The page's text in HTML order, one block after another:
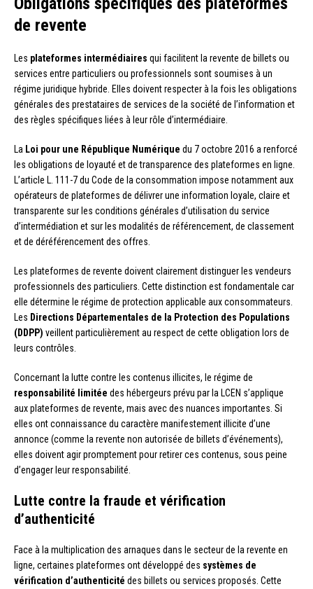
de revente
Les plateformes intermédiaires qui facilitent la revente de billets ou
services entre particuliers ou professionnels sont soumises à un
régime juridique hybride. Elles doivent respecter à la fois les obligations
générales des prestataires de services de la société de l’information et
des règles spécifiques liées à leur rôle d’intermédiaire.
La Loi pour une République Numérique du 7 octobre 2016 a renforcé
les obligations de loyauté et de transparence des plateformes en ligne.
L’article L. 111-7 du Code de la consommation impose notamment aux
opérateurs de plateformes de délivrer une information loyale, claire et
transparente sur les conditions générales d’utilisation du service
d’intermédiation et sur les modalités de référencement, de classement
et de déréférencement des offres.
Les plateformes de revente doivent clairement distinguer les vendeurs
professionnels des particuliers. Cette distinction est fondamentale car
elle détermine le régime de protection applicable aux consommateurs.
Les Directions Départementales de la Protection des Populations
(DDPP) veillent particulièrement au respect de cette obligation lors de
leurs contrôles.
Concernant la lutte contre les contenus illicites, le régime de
responsabilité limitée des hébergeurs prévu par la LCEN s’applique
aux plateformes de revente, mais avec des nuances importantes. Si
elles ont connaissance du caractère manifestement illicite d’une
annonce (comme la revente non autorisée de billets d’événements),
elles doivent agir promptement pour retirer ces contenus, sous peine
d’engager leur responsabilité.
Lutte contre la fraude et vérification
d’authenticité
Face à la multiplication des arnaques dans le secteur de la revente en
ligne, certaines plateformes ont développé des systèmes de
vérification d’authenticité des billets ou services proposés. Cette